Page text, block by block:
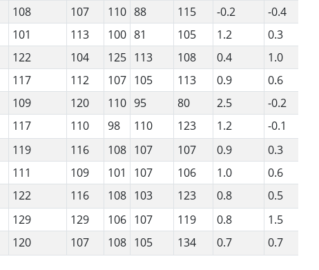
108 107 110 88 115 -0.2 -0.4
101 113 100 81 105 1.2 0.3
122 104 125 113 108 0.4 1.0
117 112 107 105 113 0.9 0.6
109 120 110 95 80 2.5 -0.2
117 110 98 110 123 1.2 -0.1
119 116 108 107 107 0.9 0.3
111 109 101 107 106 1.0 0.6
122 116 108 103 123 0.8 0.5
129 129 106 107 119 0.8 1.5
120 107 108 105 134 0.7 0.7